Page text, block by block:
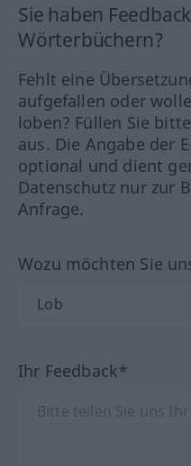
Sie haben
Wörterbüchern?
Fehlt eine
aufgefallen oder
loben? Füllen Sie
aus. Die Angabe der
optional und dient
Datenschutz nur zur
Anfrage.
Wozu möchten Sie
Ihr Feedback*